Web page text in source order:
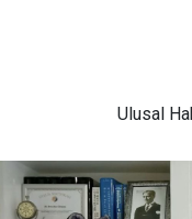
Ulusal